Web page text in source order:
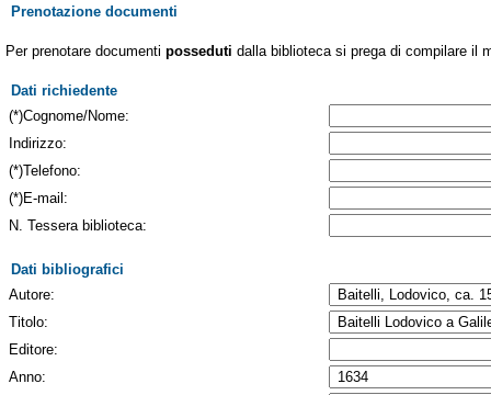
Prenotazione documenti
Per prenotare documenti posseduti dalla biblioteca si prega di compilare il
Dati richiedente
(*)Cognome/Nome:
Indirizzo:
(*)Telefono:
(*)E-mail:
N. Tessera biblioteca:
Dati bibliografici
Autore:
Titolo:
Editore:
Anno: